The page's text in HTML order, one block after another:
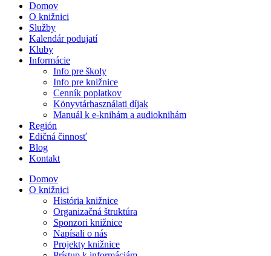
Domov
O knižnici
Služby
Kalendár podujatí
Kluby
Informácie
Info pre školy
Info pre knižnice
Cenník poplatkov
Könyvtárhasználati díjak
Manuál k e-knihám a audioknihám
Región
Edičná činnosť
Blog
Kontakt
Domov
O knižnici
História knižnice
Organizačná štruktúra
Sponzori knižnice
Napísali o nás
Projekty knižnice